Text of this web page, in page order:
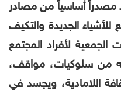
مصدراً أساسياً من مصادر
الجديدة والتكيف
لأفراد المجتمع
من سلوكيات، مواقف،
اللامادية، ويجسد في